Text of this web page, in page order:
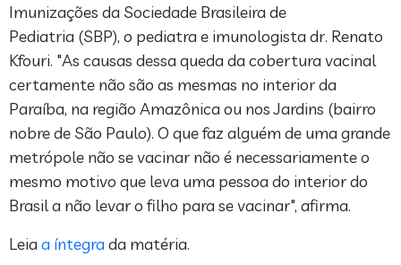
Imunizações da Sociedade Brasileira de
Pediatria (SBP), o pediatra e imunologista dr. Renato
Kfouri. "As causas dessa queda da cobertura vacinal
certamente não são as mesmas no interior da
Paraíba, na região Amazônica ou nos Jardins (bairro
nobre de São Paulo). O que faz alguém de uma grande
metrópole não se vacinar não é necessariamente o
mesmo motivo que leva uma pessoa do interior do
Brasil a não levar o filho para se vacinar", afirma.
Leia a íntegra da matéria.